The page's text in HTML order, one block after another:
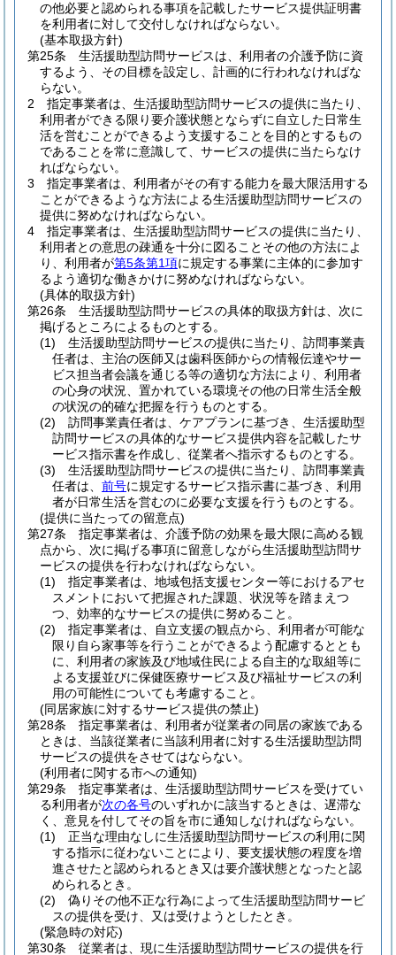
の他必要と認められる事項を記載したサービス提供証明書
を利用者に対して交付しなければならない。
(基本取扱方針)
第25条
生活援助型訪問サービスは、利用者の介護予防に資
するよう、その目標を設定し、計画的に行われなければな
らない。
2
指定事業者は、生活援助型訪問サービスの提供に当たり、
利用者ができる限り要介護状態とならずに自立した日常生
活を営むことができるよう支援することを目的とするもの
であることを常に意識して、サービスの提供に当たらなけ
ればならない。
3
指定事業者は、利用者がその有する能力を最大限活用する
ことができるような方法による生活援助型訪問サービスの
提供に努めなければならない。
4
指定事業者は、生活援助型訪問サービスの提供に当たり、
利用者との意思の疎通を十分に図ることその他の方法によ
り、利用者が第5条第1項に規定する事業に主体的に参加す
るよう適切な働きかけに努めなければならない。
(具体的取扱方針)
第26条
生活援助型訪問サービスの具体的取扱方針は、次に
掲げるところによるものとする。
(1)
生活援助型訪問サービスの提供に当たり、訪問事業責
任者は、主治の医師又は歯科医師からの情報伝達やサー
ビス担当者会議を通じる等の適切な方法により、利用者
の心身の状況、置かれている環境その他の日常生活全般
の状況の的確な把握を行うものとする。
(2)
訪問事業責任者は、ケアプランに基づき、生活援助型
訪問サービスの具体的なサービス提供内容を記載したサ
ービス指示書を作成し、従業者へ指示するものとする。
(3)
生活援助型訪問サービスの提供に当たり、訪問事業責
任者は、 前号に規定するサービス指示書に基づき、利用
者が日常生活を営むのに必要な支援を行うものとする。
(提供に当たっての留意点)
第27条
指定事業者は、介護予防の効果を最大限に高める観
点から、次に掲げる事項に留意しながら生活援助型訪問サ
ービスの提供を行わなければならない。
(1)
指定事業者は、地域包括支援センター等におけるアセ
スメントにおいて把握された課題、状況等を踏まえつ
つ、効率的なサービスの提供に努めること。
(2)
指定事業者は、自立支援の観点から、利用者が可能な
限り自ら家事等を行うことができるよう配慮するととも
に、利用者の家族及び地域住民による自主的な取組等に
よる支援並びに保健医療サービス及び福祉サービスの利
用の可能性についても考慮すること。
(同居家族に対するサービス提供の禁止)
第28条
指定事業者は、利用者が従業者の同居の家族である
ときは、当該従業者に当該利用者に対する生活援助型訪問
サービスの提供をさせてはならない。
(利用者に関する市への通知)
第29条
指定事業者は、生活援助型訪問サービスを受けてい
る利用者が次の各号のいずれかに該当するときは、遅滞な
く、意見を付してその旨を市に通知しなければならない。
(1)
正当な理由なしに生活援助型訪問サービスの利用に関
する指示に従わないことにより、要支援状態の程度を増
進させたと認められるとき又は要介護状態となったと認
められるとき。
(2)
偽りその他不正な行為によって生活援助型訪問サービ
スの提供を受け、又は受けようとしたとき。
(緊急時の対応)
第30条
従業者は、現に生活援助型訪問サービスの提供を行